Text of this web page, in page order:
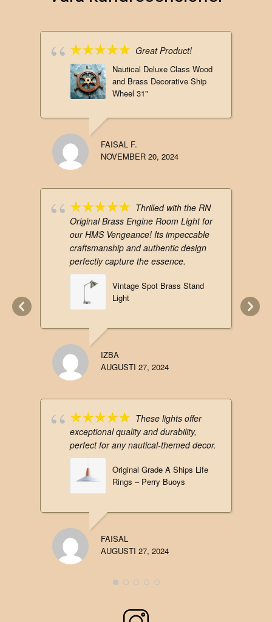
Great Product!
Nautical Deluxe Class Wood
and Brass Decorative Ship
Wheel 31"
FAISAL F.
NOVEMBER 20, 2024
Thrilled with the RN
Original Brass Engine Room Light for
our HMS Vengeance! Its impeccable
craftsmanship and authentic design
perfectly capture the essence.
Vintage Spot Brass Stand
Light
IZBA
AUGUSTI 27, 2024
These lights offer
exceptional quality and durability,
perfect for any nautical-themed decor.
Original Grade A Ships Life
Rings – Perry Buoys
FAISAL
AUGUSTI 27, 2024